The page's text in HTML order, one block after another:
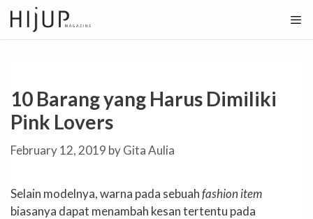
Skip
to
content
10 Barang yang Harus Dimiliki
Pink Lovers
February 12, 2019 byGita Aulia
Selain modelnya, warna pada sebuahfashion item
biasanya dapat menambah kesan tertentu pada